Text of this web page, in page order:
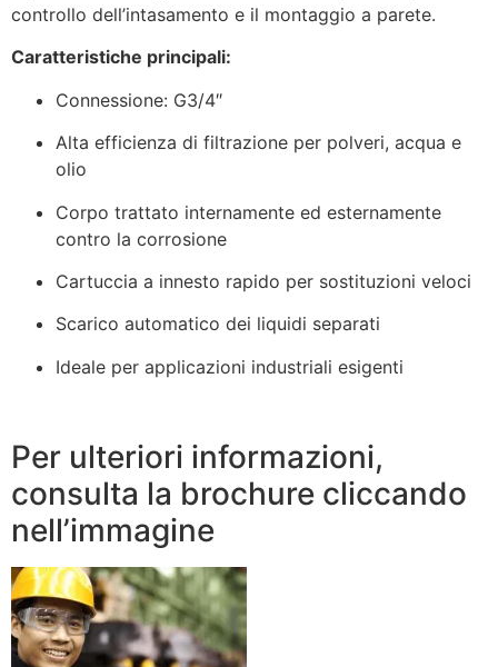
controllo dell’intasamento e il montaggio a parete.
Caratteristiche principali:
Connessione: G3/4″
Alta efficienza di filtrazione per polveri, acqua e
olio
Corpo trattato internamente ed esternamente
contro la corrosione
Cartuccia a innesto rapido per sostituzioni veloci
Scarico automatico dei liquidi separati
Ideale per applicazioni industriali esigenti
Per ulteriori informazioni,
consulta la brochure cliccando
nell’immagine